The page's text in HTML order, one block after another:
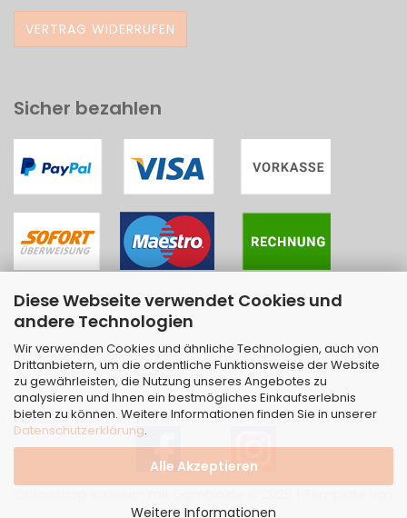
Diese Webseite verwendet Cookies und
andere Technologien
Wir verwenden Cookies und ähnliche Technologien, auch von
Drittanbietern, um die ordentliche Funktionsweise der Website
zu gewährleisten, die Nutzung unseres Angebotes zu
analysieren und Ihnen ein bestmögliches Einkaufserlebnis
bieten zu können. Weitere Informationen finden Sie in unserer
Datenschutzerklärung.
Alle Akzeptieren
Weitere Informationen
VERTRAG WIDERRUFEN
Sicher bezahlen
JungCreative.